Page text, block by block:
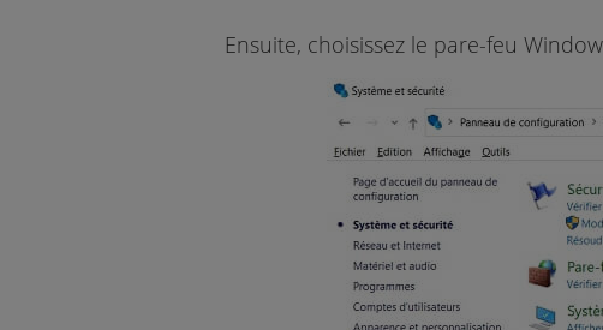
Ensuite, choisissez le pare-feu